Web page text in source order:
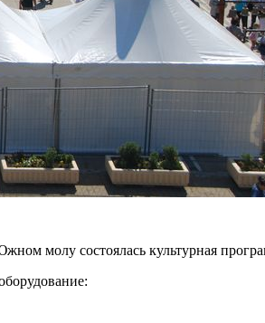
молу состоялась культурная